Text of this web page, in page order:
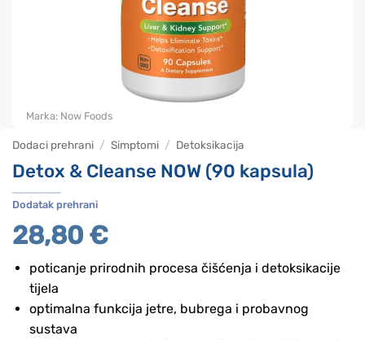
Dodaci prehrani / Simptomi / Detoksikacija
Detox & Cleanse NOW (90 kapsula)
Dodatak prehrani
28,80 €
poticanje prirodnih procesa čišćenja i detoksikacije
tijela
optimalna funkcija jetre, bubrega i probavnog
sustava
Marka: Now Foods